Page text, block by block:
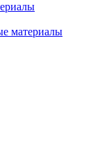
материалы